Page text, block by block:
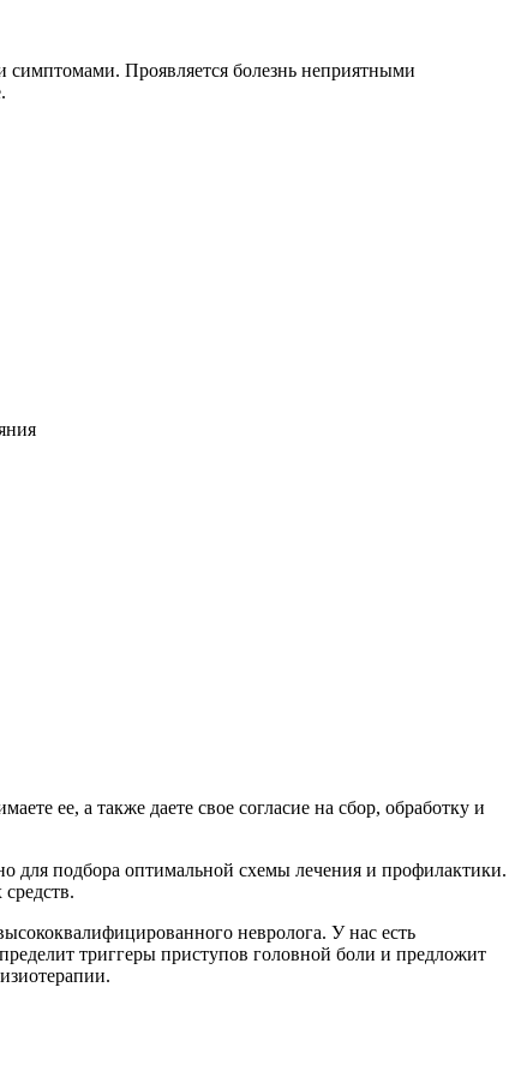
Проявляется болезнь неприятными
ее, а также даете свое согласие на сбор, обработку и
для подбора оптимальной схемы лечения и профилактики.
невролога. У нас есть
триггеры приступов головной боли и предложит